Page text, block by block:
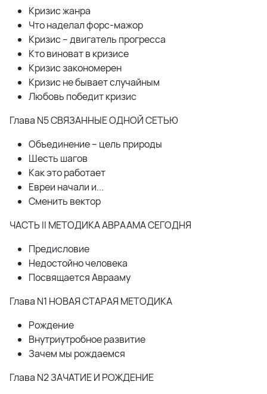
Кризис жанра
Что наделал форс-мажор
Кризис – двигатель прогресса
Кто виноват в кризисе
Кризис закономерен
Кризис не бывает случайным
Любовь победит кризис
Глава N5 СВЯЗАННЫЕ ОДНОЙ СЕТЬЮ
Объединение – цель природы
Шесть шагов
Как это работает
Евреи начали и...
Сменить вектор
ЧАСТЬ II МЕТОДИКА АВРААМА СЕГОДНЯ
Предисловие
Недостойно человека
Посвящается Аврааму
Глава N1 НОВАЯ СТАРАЯ МЕТОДИКА
Рождение
Внутриутробное развитие
Зачем мы рождаемся
Глава N2 ЗАЧАТИЕ И РОЖДЕНИЕ